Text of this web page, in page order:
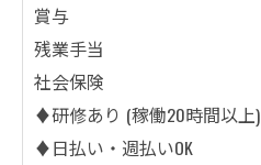
賞与
残業手当
社会保険
♦研修あり (稼働20時間以上)
♦日払い・週払いOK